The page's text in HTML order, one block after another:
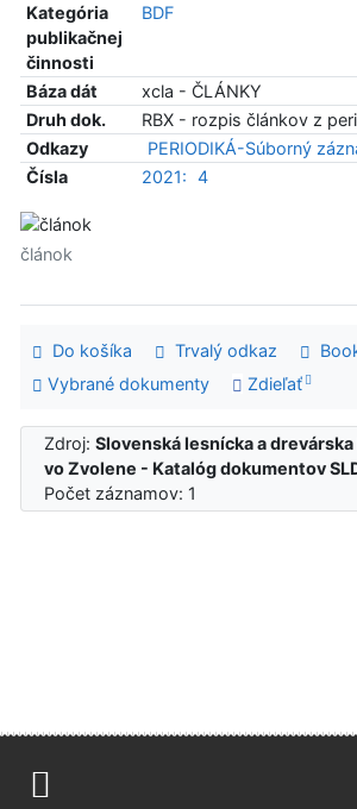
Kategória
publikačnej
činnosti
BDF
Báza dát
xcla - ČLÁNKY
Druh dok.
RBX - rozpis článkov z
Odkazy
PERIODIKÁ-Súborný
Čísla
2021: 4
článok
Do košíka Trvalý odkaz
Vybrané dokumenty
Zdieľať
Zdroj:Slovenská lesnícka a
vo Zvolene - Katalóg dokumentov
Počet záznamov: 1